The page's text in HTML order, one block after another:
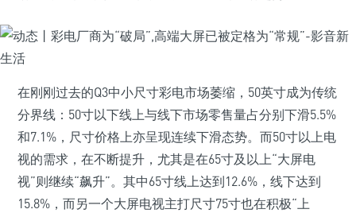
在刚刚过去的Q3中小尺寸彩电市场萎缩，50英寸成为传统
分界线：50寸以下线上与线下市场零售量占分别下滑5.5%
和7.1%，尺寸价格上亦呈现连续下滑态势。而50寸以上电
视的需求，在不断提升，尤其是在65寸及以上“大屏电
视”则继续“飙升”。其中65寸线上达到12.6%，线下达到
15.8%，而另一个大屏电视主打尺寸75寸也在积极“上